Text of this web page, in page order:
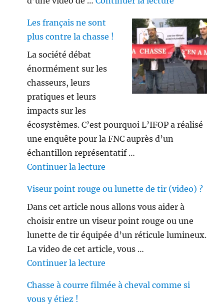
Les français ne sont
plus contre la chasse !
La société débat
énormément sur les
chasseurs, leurs
pratiques et leurs
impacts sur les
écosystèmes. C’est pourquoi L’IFOP a réalisé
une enquête pour la FNC auprès d’un
échantillon représentatif …
Continuer la lecture
Viseur point rouge ou lunette de tir (video) ?
Dans cet article nous allons vous aider à
choisir entre un viseur point rouge ou une
lunette de tir équipée d’un réticule lumineux.
La video de cet article, vous …
Continuer la lecture
Chasse à courre filmée à cheval comme si
vous y étiez !